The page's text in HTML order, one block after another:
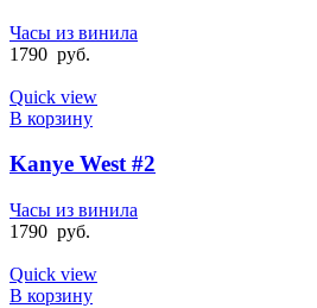
Часы из винила
1790 руб.
Quick view
В корзину
Kanye West #2
Часы из винила
1790 руб.
Quick view
В корзину